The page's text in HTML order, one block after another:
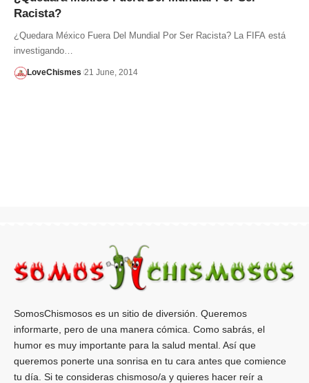
Racista?
¿Quedara México Fuera Del Mundial Por Ser Racista? La FIFA está
investigando…
LoveChismes 21 June, 2014
SomosChismosos es un sitio de diversión. Queremos
informarte, pero de una manera cómica. Como sabrás, el
humor es muy importante para la salud mental. Así que
queremos ponerte una sonrisa en tu cara antes que comience
tu día. Si te consideras chismoso/a y quieres hacer reír a